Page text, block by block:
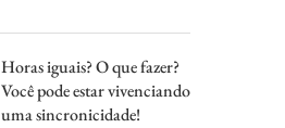
Horas iguais? O que fazer?
Você pode estar vivenciando
uma sincronicidade!